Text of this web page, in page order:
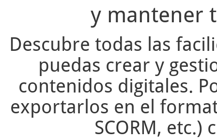
y mantener
Descubre todas las
puedas crear y
contenidos digitales.
exportarlos en el
SCORM, etc.)